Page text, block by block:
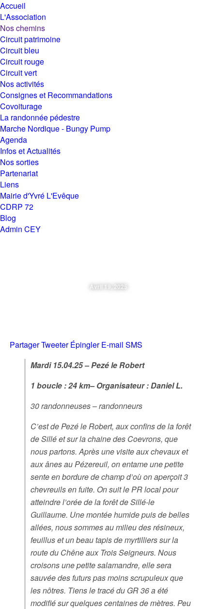
Accueil
L'Association
Nos chemins
Circuit patrimoine
Circuit bleu
Circuit rouge
Circuit vert
Nos activités
Consignes et Recommandations
Covoiturage
La randonnée pédestre
Marche Nordique - Bungy Pump
Agenda
Infos et Actualités
Nos sorties
Partenariat
Liens
Mairie d'Yvré L'Evêque
CDRP 72
Blog
Admin CEY
Avril 19, 2025
PartagerTweeter Épingler E-mail SMS
Mardi 15.04.25 – Pezé le Robert
1 boucle : 24 km– Organisateur : Daniel L.
30 randonneuses – randonneurs
C’est de Pezé le Robert, aux confins de la forêt
de Sillé et sur la chaine des Coevrons, que
nous partons. Après une visite aux chevaux et
aux ânes au Pézereuil, on entame une petite
sente en bordure de champ d’où on aperçoit 3
chevreuils en fuite. On suit le PR local pour
atteindre l’orée de la forêt de Sillé-le
Guillaume. Une montée humide puis de belles
allées, nous sommes au milieu des résineux,
feuillus et un beau tapis de myrtilliers sur la
route du Chêne aux Trois Seigneurs. Nous
croisons une petite salamandre, elle sera
sauvée des futurs pas moins scrupuleux que
les nôtres. Tiens le tracé du GR 36 a été
modifié sur quelques centaines de mètres. Peu